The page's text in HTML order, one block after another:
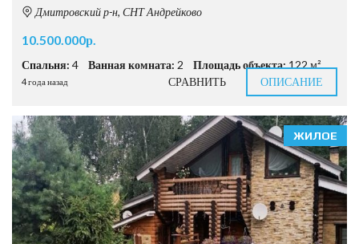
Дмитровский р-н, СНТ Андрейково
10.500.000р.
Спальня: 4 Ванная комната: 2 Площадь объекта:122 м²
4 года назад СРАВНИТЬ ОПИСАНИЕ
ЖИЛОЕ